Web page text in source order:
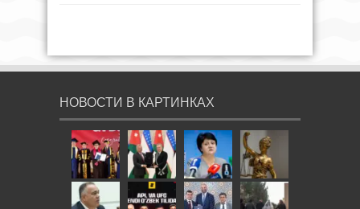
НОВОСТИ В КАРТИНКАХ